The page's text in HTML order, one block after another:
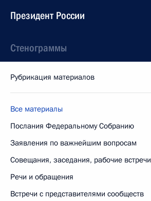
Президент России
Стенограммы
Рубрикация материалов
Все материалы
Послания Федеральному Собранию
Заявления по важнейшим вопросам
Совещания, заседания, рабочие встречи
Речи и обращения
Встречи с представителями сообществ